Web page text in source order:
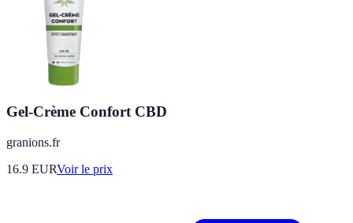
Gel-Crème Confort CBD
granions.fr
16.9 EURVoir le prix